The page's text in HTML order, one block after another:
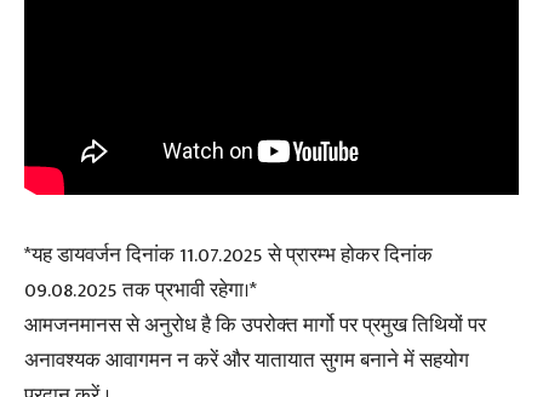
*यह डायवर्जन दिनांक 11.07.2025 से प्रारम्भ होकर दिनांक
09.08.2025 तक प्रभावी रहेगा।*
आमजनमानस से अनुरोध है कि उपरोक्त मार्गो पर प्रमुख तिथियों पर
अनावश्यक आवागमन न करें और यातायात सुगम बनाने में सहयोग